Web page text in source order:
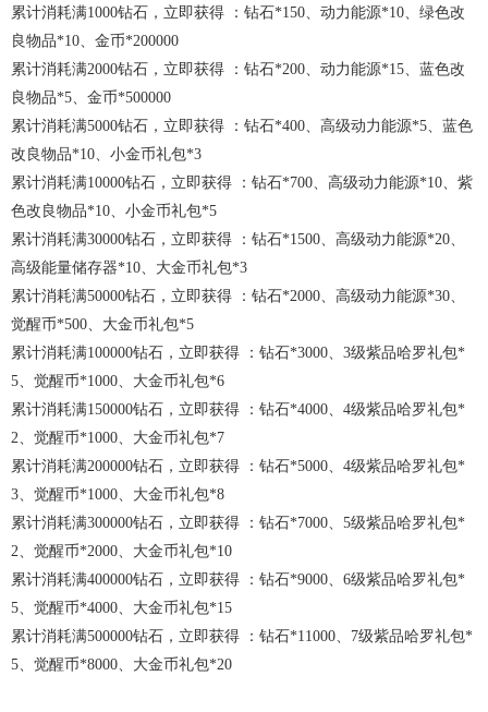
累计消耗满1000钻石，立即获得 ：钻石*150、动力能源*10、绿色改
良物品*10、金币*200000
累计消耗满2000钻石，立即获得 ：钻石*200、动力能源*15、蓝色改
良物品*5、金币*500000
累计消耗满5000钻石，立即获得 ：钻石*400、高级动力能源*5、蓝色
改良物品*10、小金币礼包*3
累计消耗满10000钻石，立即获得 ：钻石*700、高级动力能源*10、紫
色改良物品*10、小金币礼包*5
累计消耗满30000钻石，立即获得 ：钻石*1500、高级动力能源*20、
高级能量储存器*10、大金币礼包*3
累计消耗满50000钻石，立即获得 ：钻石*2000、高级动力能源*30、
觉醒币*500、大金币礼包*5
累计消耗满100000钻石，立即获得 ：钻石*3000、3级紫品哈罗礼包*
5、觉醒币*1000、大金币礼包*6
累计消耗满150000钻石，立即获得 ：钻石*4000、4级紫品哈罗礼包*
2、觉醒币*1000、大金币礼包*7
累计消耗满200000钻石，立即获得 ：钻石*5000、4级紫品哈罗礼包*
3、觉醒币*1000、大金币礼包*8
累计消耗满300000钻石，立即获得 ：钻石*7000、5级紫品哈罗礼包*
2、觉醒币*2000、大金币礼包*10
累计消耗满400000钻石，立即获得 ：钻石*9000、6级紫品哈罗礼包*
5、觉醒币*4000、大金币礼包*15
累计消耗满500000钻石，立即获得 ：钻石*11000、7级紫品哈罗礼包*
5、觉醒币*8000、大金币礼包*20